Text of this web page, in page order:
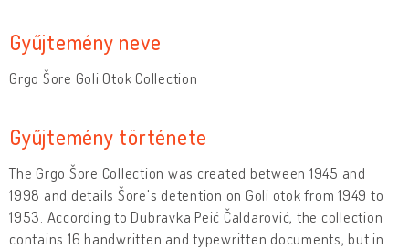
Gyűjtemény neve
Grgo Šore Goli Otok Collection
Gyűjtemény története
The Grgo Šore Collection was created between 1945 and
1998 and details Šore's detention on Goli otok from 1949 to
1953. According to Dubravka Peić Čaldarović, the collection
contains 16 handwritten and typewritten documents, but in